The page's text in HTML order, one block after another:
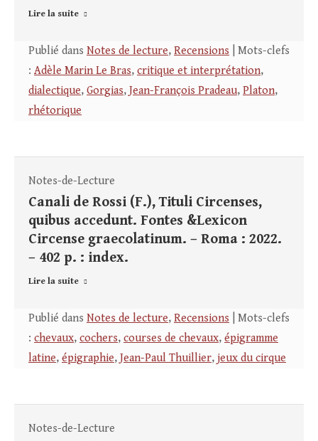
Lire la suite
Publié dans Notes de lecture, Recensions | Mots-clefs
: Adèle Marin Le Bras, critique et interprétation,
dialectique, Gorgias, Jean-François Pradeau, Platon,
rhétorique
Notes-de-Lecture
Canali de Rossi (F.), Tituli Circenses,
quibus accedunt. Fontes &Lexicon
Circense graecolatinum. – Roma : 2022.
– 402 p. : index.
Lire la suite
Publié dans Notes de lecture, Recensions | Mots-clefs
: chevaux, cochers, courses de chevaux, épigramme
latine, épigraphie, Jean-Paul Thuillier, jeux du cirque
Notes-de-Lecture